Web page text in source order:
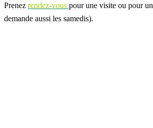
Prenez rendez-vous pour une visite ou pour
demande aussi les samedis).